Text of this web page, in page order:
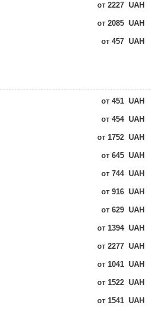
от 2227 UAH
от 2085 UAH
от 457 UAH
от 451 UAH
от 454 UAH
от 1752 UAH
от 645 UAH
от 744 UAH
от 916 UAH
от 629 UAH
от 1394 UAH
от 2277 UAH
от 1041 UAH
от 1522 UAH
от 1541 UAH